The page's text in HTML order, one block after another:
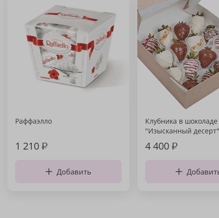
Раффаэлло
1 210₽
Добавить
Клубника в шоколаде
"Изысканный десерт"
4 400₽